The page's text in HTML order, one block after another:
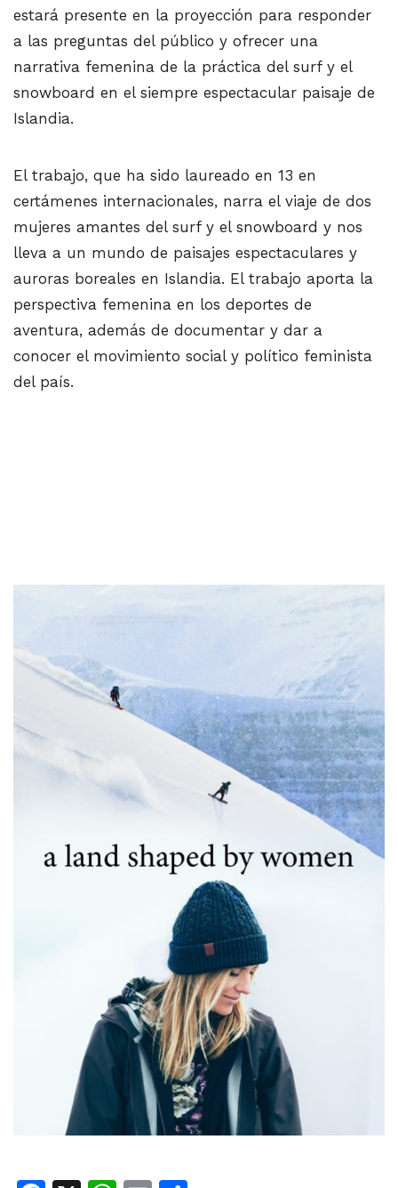
estará presente en la proyección para responder
a las preguntas del público y ofrecer una
narrativa femenina de la práctica del surf y el
snowboard en el siempre espectacular paisaje de
Islandia.
El trabajo, que ha sido laureado en 13 en
certámenes internacionales, narra el viaje de dos
mujeres amantes del surf y el snowboard y nos
lleva a un mundo de paisajes espectaculares y
auroras boreales en Islandia. El trabajo aporta la
perspectiva femenina en los deportes de
aventura, además de documentar y dar a
conocer el movimiento social y político feminista
del país.